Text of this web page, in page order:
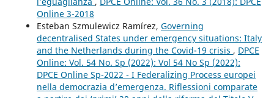
Online 3-2018
Esteban Szmulewicz Ramírez, Governing
decentralised States under emergency situations: Italy
and the Netherlands during the Covid-19 crisis , DPCE
Online: Vol. 54 No. Sp (2022): Vol 54 No Sp (2022):
DPCE Online Sp-2022 - I Federalizing Process europei
nella democrazia d’emergenza. Riflessioni comparate